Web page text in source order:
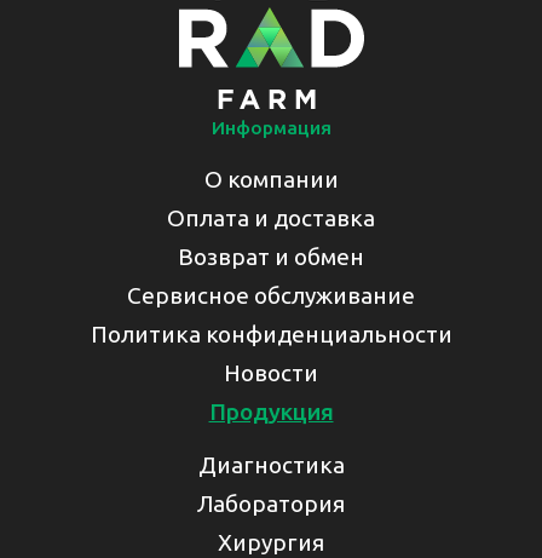
Информация
О компании
Оплата и доставка
Возврат и обмен
Сервисное обслуживание
Политика конфиденциальности
Новости
Продукция
Диагностика
Лаборатория
Хирургия